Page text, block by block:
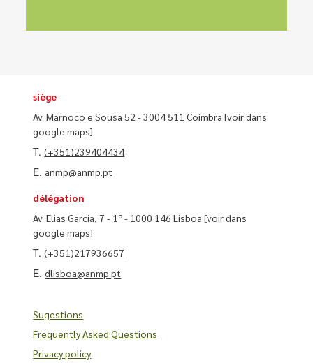
siège
Av. Marnoco e Sousa 52 - 3004 511 Coimbra[voir dans
google maps]
T.(+351)239404434
E. anmp@anmp.pt
délégation
Av. Elias Garcia, 7 - 1º - 1000 146 Lisboa[voir dans
google maps]
T.(+351)217936657
E.dlisboa@anmp.pt
Sugestions
Frequently Asked Questions
Privacy policy